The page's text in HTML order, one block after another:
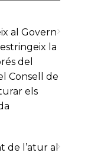
al Govern
la
del
Consell de
els
de l’atur al